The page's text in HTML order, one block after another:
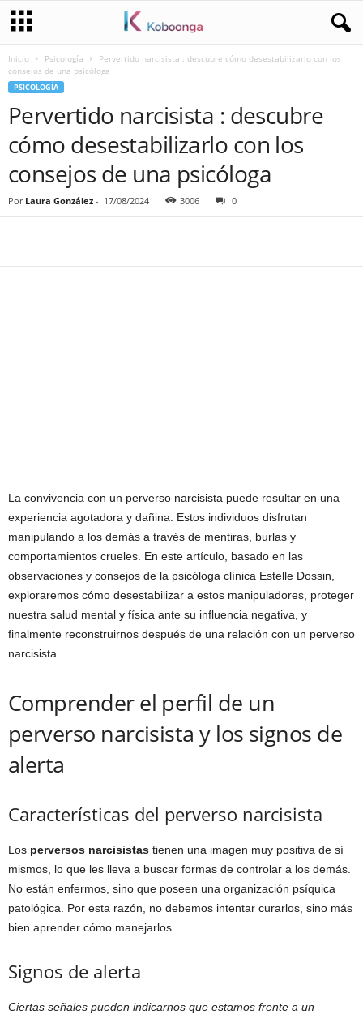
Inicio Psicología
Pervertido narcisista : descubre cómo desestabilizarlo con los
consejos de una psicóloga
PSICOLOGÍA
Pervertido narcisista : descubre
cómo desestabilizarlo con los
consejos de una psicóloga
Por Laura González - 17/08/2024 3006 0
La convivencia con un perverso narcisista puede resultar en una
experiencia agotadora y dañina. Estos individuos disfrutan
manipulando a los demás a través de mentiras, burlas y
comportamientos crueles. En este artículo, basado en las
observaciones y consejos de la psicóloga clínica Estelle Dossin,
exploraremos cómo desestabilizar a estos manipuladores, proteger
nuestra salud mental y física ante su influencia negativa, y
finalmente reconstruirnos después de una relación con un perverso
narcisista.
Comprender el perfil de un
perverso narcisista y los signos de
alerta
Características del perverso narcisista
Los perversos narcisistas tienen una imagen muy positiva de sí
mismos, lo que les lleva a buscar formas de controlar a los demás.
No están enfermos, sino que poseen una organización psíquica
patológica. Por esta razón, no debemos intentar curarlos, sino más
bien aprender cómo manejarlos.
Signos de alerta
Ciertas señales pueden indicarnos que estamos frente a un